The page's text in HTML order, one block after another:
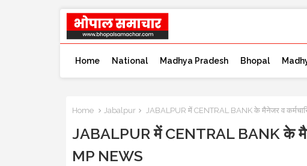
Home National Madhya Pradesh Bhopal
Home Jabalpur JABALPUR में CENTRAL BANK के मैनेजर व
JABALPUR में CENTRAL BANK के
MP NEWS